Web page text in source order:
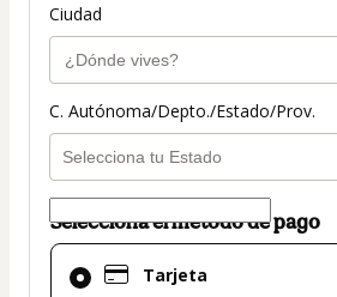
Ciudad
C. Autónoma/Depto./Estado/Prov.
Selecciona el método de pago
Tarjeta
El
método